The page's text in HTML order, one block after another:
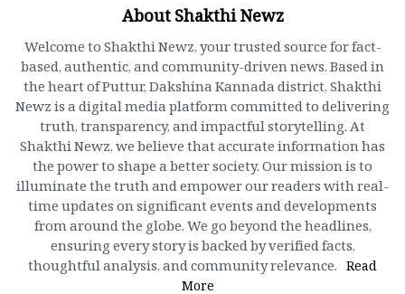
About Shakthi Newz
Welcome to Shakthi Newz, your trusted source for fact-
based, authentic, and community-driven news. Based in
the heart of Puttur, Dakshina Kannada district, Shakthi
Newz is a digital media platform committed to delivering
truth, transparency, and impactful storytelling. At
Shakthi Newz, we believe that accurate information has
the power to shape a better society. Our mission is to
illuminate the truth and empower our readers with real-
time updates on significant events and developments
from around the globe. We go beyond the headlines,
ensuring every story is backed by verified facts,
thoughtful analysis, and community relevance. Read
More